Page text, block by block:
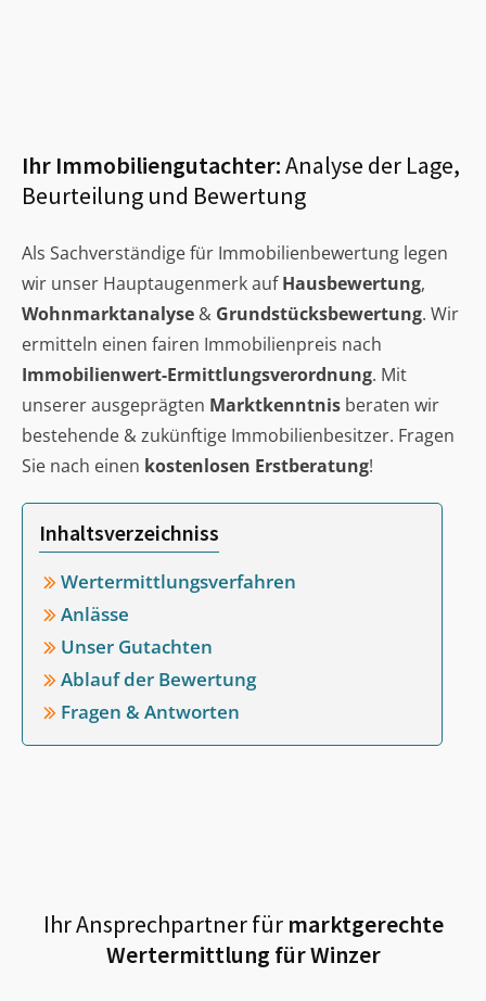
Ihr Immobiliengutachter:Analyse der Lage,
Beurteilung und Bewertung
Als Sachverständige für Immobilienbewertung legen
wir unser Hauptaugenmerk aufHausbewertung,
Wohnmarktanalyse & Grundstücksbewertung. Wir
ermitteln einen fairen Immobilienpreis nach
Immobilienwert-Ermittlungsverordnung. Mit
unserer ausgeprägten Marktkenntnis beraten wir
bestehende & zukünftige Immobilienbesitzer. Fragen
Sie nach einen kostenlosen Erstberatung!
Inhaltsverzeichniss
Wertermittlungsverfahren
Anlässe
Unser Gutachten
Ablauf der Bewertung
Fragen & Antworten
Ihr Ansprechpartner fürmarktgerechte
Wertermittlung fürWinzer